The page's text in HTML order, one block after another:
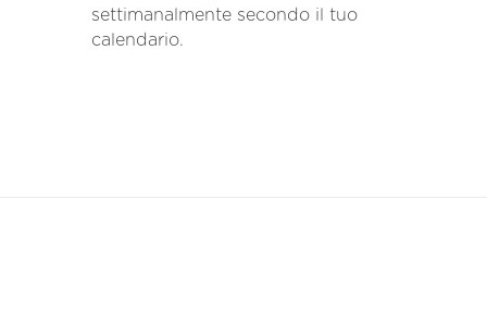
settimanalmente secondo il tuo
calendario.